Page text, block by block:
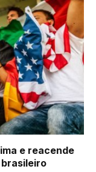
e reacende